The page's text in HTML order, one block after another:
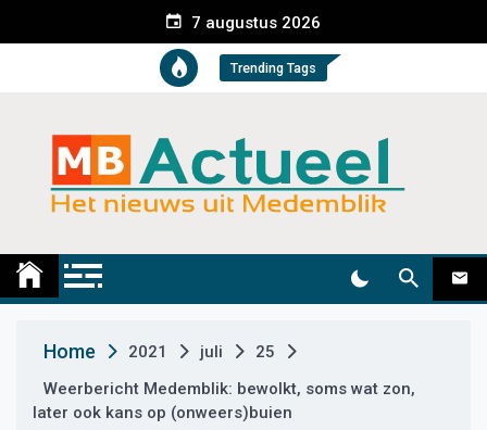
e
t
7 augustus 2026
Trending Tags
Medemblik Actueel
Home 2021 juli
25
Weerbericht Medemblik: bewolkt, soms wat zon,
later ook kans op (onweers)buien